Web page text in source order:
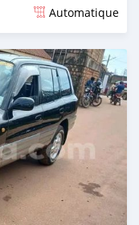
Automatique